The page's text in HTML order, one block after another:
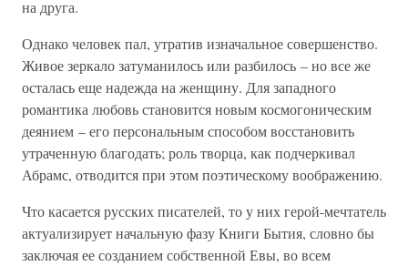
на друга.
Однако человек пал, утратив изначальное совершенство.
Живое зеркало затуманилось или разбилось – но все же
осталась еще надежда на женщину. Для западного
романтика любовь становится новым космогоническим
деянием – его персональным способом восстановить
утраченную благодать; роль творца, как подчеркивал
Абрамс, отводится при этом поэтическому воображению.
Что касается русских писателей, то у них герой-мечтатель
актуализирует начальную фазу Книги Бытия, словно бы
заключая ее созданием собственной Евы, во всем